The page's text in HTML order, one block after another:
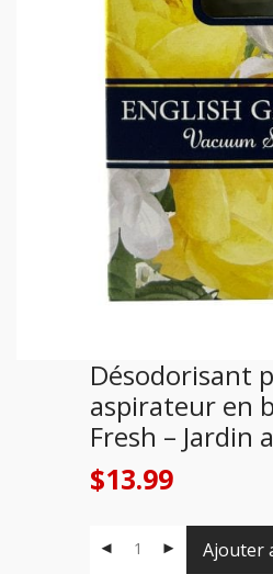
Désodorisant
aspirateur en
Fresh – Jardin
$13.99
Ajouter